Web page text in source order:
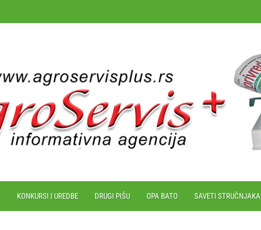
KONKURSI I UREDBE DRUGI PIŠU OPA BATO SAVETI STRUČNJAKA